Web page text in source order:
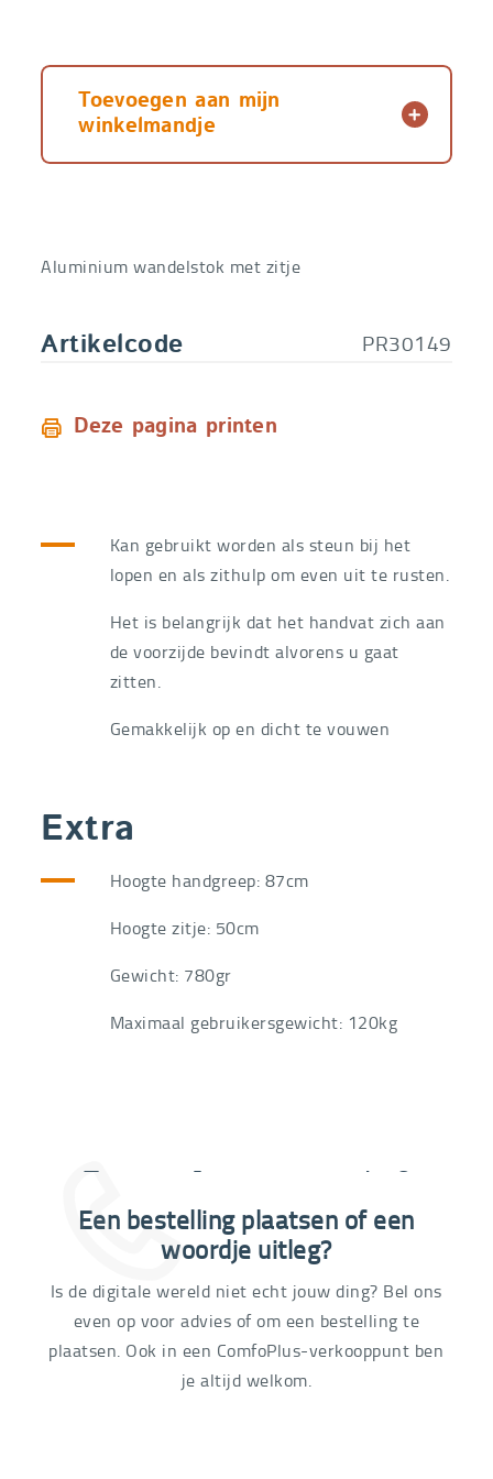
Toevoegen aan mijn
winkelmandje
Aluminium wandelstok met zitje
Artikelcode PR30149
Deze pagina printen
Kan gebruikt worden als steun bij het
lopen en als zithulp om even uit te rusten.
Het is belangrijk dat het handvat zich aan
de voorzijde bevindt alvorens u gaat
zitten.
Gemakkelijk op en dicht te vouwen
Extra
Hoogte handgreep: 87cm
Hoogte zitje: 50cm
Gewicht: 780gr
Maximaal gebruikersgewicht: 120kg
03 292 21 60
Een bestelling plaatsen of een
woordje uitleg?
Is de digitale wereld niet echt jouw ding? Bel ons
even op voor advies of om een bestelling te
plaatsen. Ook in een ComfoPlus-verkooppunt ben
je altijd welkom.